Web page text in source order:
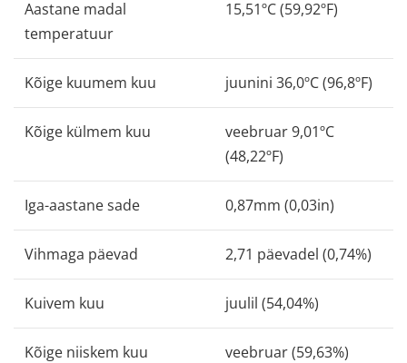
Aastane madal
temperatuur
15,51ºC (59,92ºF)
Kõige kuumem kuu juunini 36,0ºC (96,8ºF)
Kõige külmem kuu
veebruar 9,01ºC
(48,22ºF)
Iga-aastane sade 0,87mm (0,03in)
Vihmaga päevad 2,71 päevadel (0,74%)
Kuivem kuu juulil (54,04%)
Kõige niiskem kuu veebruar (59,63%)